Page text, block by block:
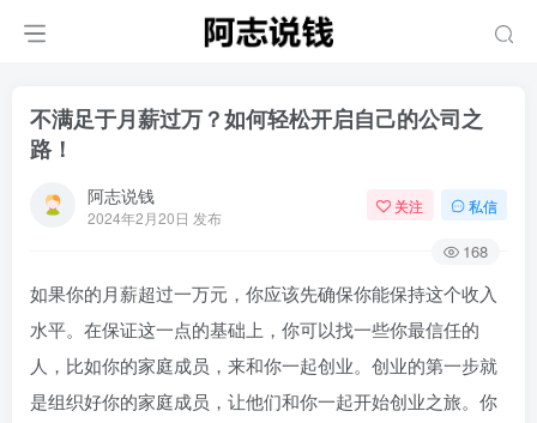
不满足于月薪过万？如何轻松开启自己的公司之
路！
阿志说钱
2024年2月20日 发布
关注 私信
168
如果你的月薪超过一万元，你应该先确保你能保持这个收入
水平。在保证这一点的基础上，你可以找一些你最信任的
人，比如你的家庭成员，来和你一起创业。创业的第一步就
是组织好你的家庭成员，让他们和你一起开始创业之旅。你